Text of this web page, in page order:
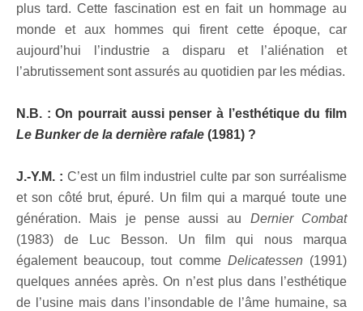
plus tard. Cette fascination est en fait un hommage au
monde et aux hommes qui firent cette époque, car
aujourd’hui l’industrie a disparu et l’aliénation et
l’abrutissement sont assurés au quotidien par les médias.
N.B. : On pourrait aussi penser à l’esthétique du film
Le Bunker de la dernière rafale (1981) ?
J.-Y.M. : C’est un film industriel culte par son surréalisme
et son côté brut, épuré. Un film qui a marqué toute une
génération. Mais je pense aussi au Dernier Combat
(1983) de Luc Besson. Un film qui nous marqua
également beaucoup, tout comme Delicatessen(1991)
quelques années après. On n’est plus dans l’esthétique
de l’usine mais dans l’insondable de l’âme humaine, sa